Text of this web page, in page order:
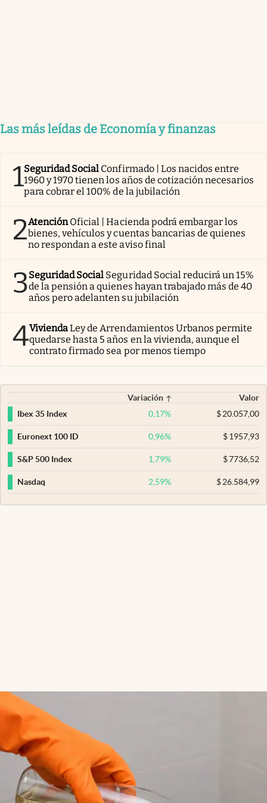
Las más leídas de Economía y finanzas
1Seguridad Social Confirmado | Los nacidos entre
1960 y 1970 tienen los años de cotización necesarios
para cobrar el 100% de la jubilación
2AtenciónOficial | Hacienda podrá embargar los
bienes, vehículos y cuentas bancarias de quienes
no respondan a este aviso final
3Seguridad Social Seguridad Social reducirá un 15%
de la pensión a quienes hayan trabajado más de 40
años pero adelanten su jubilación
4ViviendaLey de Arrendamientos Urbanos permite
quedarse hasta 5 años en la vivienda, aunque el
contrato firmado sea por menos tiempo
Variación
Valor
Ibex 35 Index
0,17% $20.057,00
Euronext 100 ID 0,96% $1957,93
S&P 500 Index 1,79% $7736,52
Nasdaq 2,59% $26.584,99